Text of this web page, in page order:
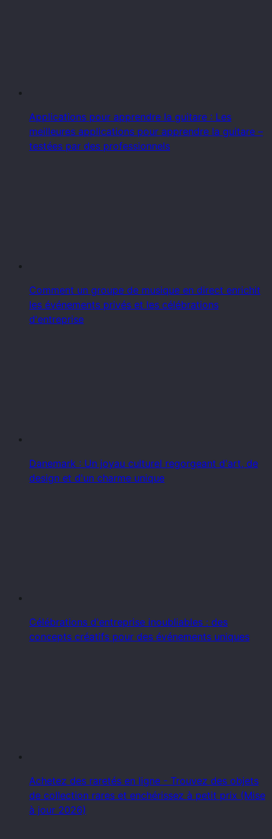
Applications pour apprendre la guitare : Les
meilleures applications pour apprendre la guitare –
testées par des professionnels
Comment un groupe de musique en direct enrichit
les événements privés et les célébrations
d'entreprise
Danemark : Un joyau culturel regorgeant d'art, de
design et d'un charme unique
Célébrations d'entreprise inoubliables : des
concepts créatifs pour des événements uniques
Achetez des raretés en ligne - Trouvez des objets
de collection rares et enchérissez à petit prix (Mise
à jour 2026)